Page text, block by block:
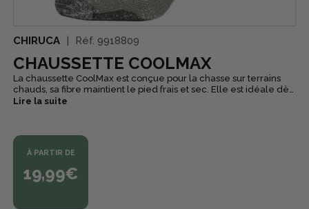
CHIRUCA Réf. 9918809
CHAUSSETTE COOLMAX
La chaussette CoolMax est conçue pour la chasse sur terrains
chauds, sa fibre maintient le pied frais et sec. Elle est idéale dès
l'ouverture ou lors de déplacements dans des Pays à forte
Lire la suite
À PARTIR DE
19,99€